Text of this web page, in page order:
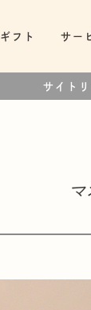
ギフト サー
サイト
マ